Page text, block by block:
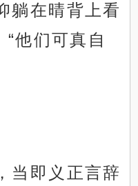
躺在晴背上看
他们可真自
当即义正言辞